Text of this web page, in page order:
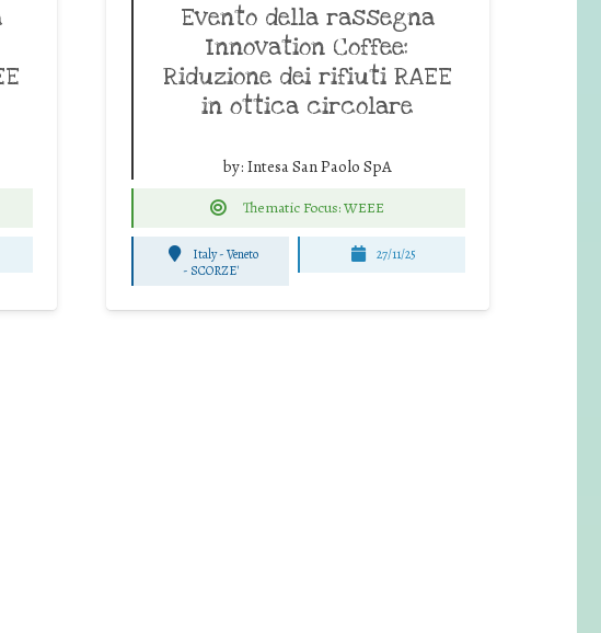
Evento della rassegna
Innovation Coffee:
Riduzione dei rifiuti RAEE
in ottica circolare
by: Intesa San Paolo SpA
Thematic Focus: WEEE
Italy - Veneto
- SCORZE'
27/11/25